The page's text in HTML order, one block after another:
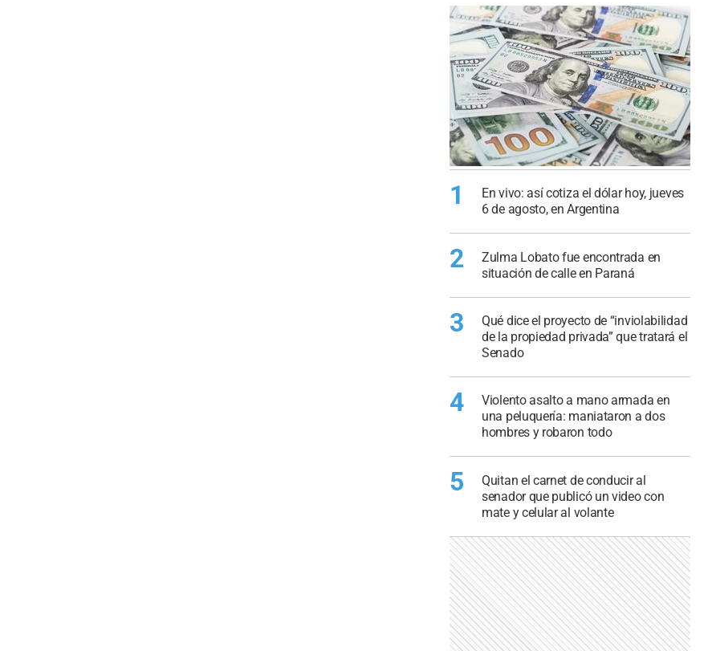
1
En vivo: así cotiza el dólar hoy, jueves
6 de agosto, en Argentina
2
Zulma Lobato fue encontrada en
situación de calle en Paraná
3
Qué dice el proyecto de “inviolabilidad
de la propiedad privada” que tratará el
Senado
4
Violento asalto a mano armada en
una peluquería: maniataron a dos
hombres y robaron todo
5
Quitan el carnet de conducir al
senador que publicó un video con
mate y celular al volante